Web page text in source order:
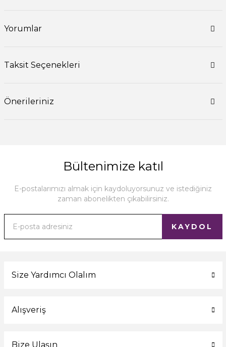
Yorumlar
Taksit Seçenekleri
Önerileriniz
Bültenimize katıl
E-postalarımızı almak için kaydoluyorsunuz ve istediğiniz
zaman abonelikten çıkabilirsiniz.
KAYDOL
Size Yardımcı Olalım
Alışveriş
Bize Ulaşın